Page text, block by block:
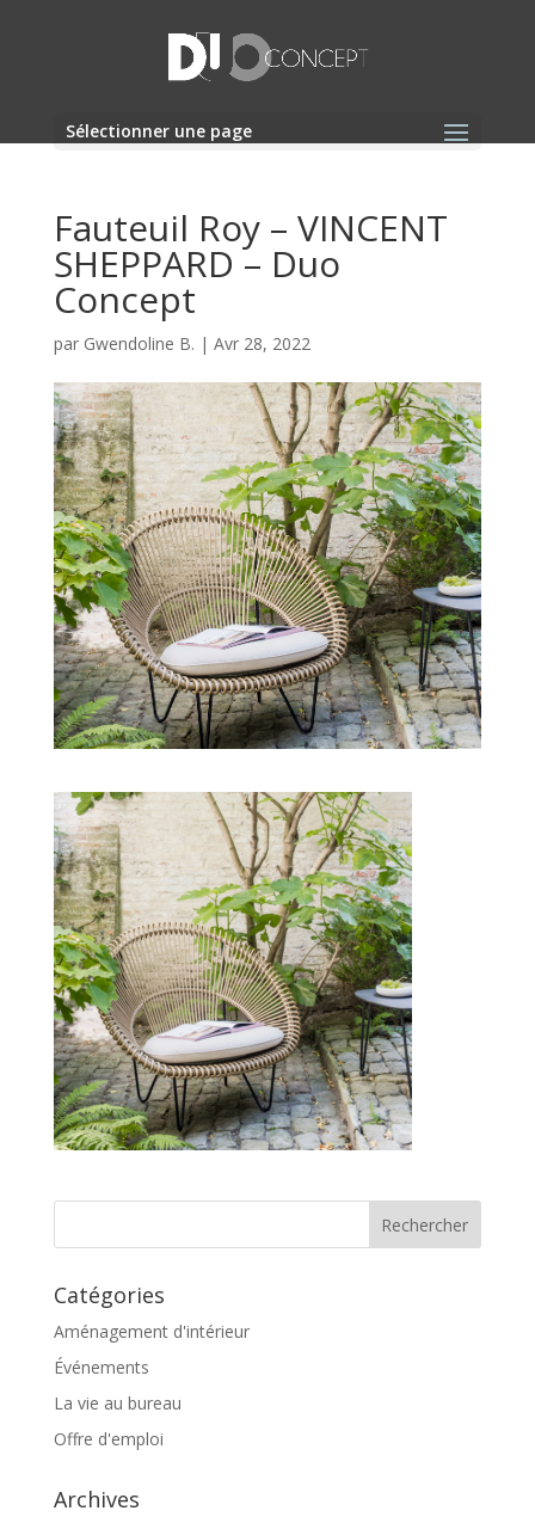
Sélectionner une page
Fauteuil Roy – VINCENT
SHEPPARD – Duo
Concept
par Gwendoline B. | Avr 28, 2022
Catégories
Aménagement d'intérieur
Événements
La vie au bureau
Offre d'emploi
Archives